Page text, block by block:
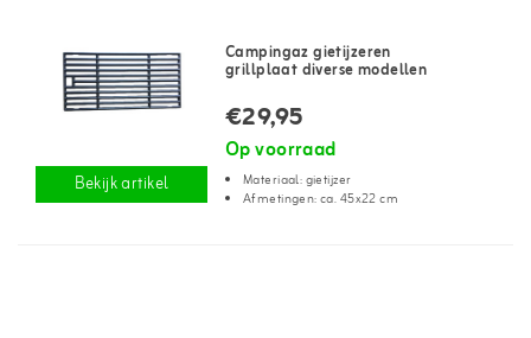
Bekijk artikel
Campingaz gietijzeren
grillplaat diverse modellen
€29,95
Op voorraad
Materiaal: gietijzer
Afmetingen: ca. 45x22 cm